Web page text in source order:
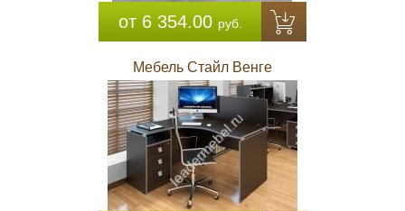
от 6 354.00 руб.
Мебель Стайл Венге